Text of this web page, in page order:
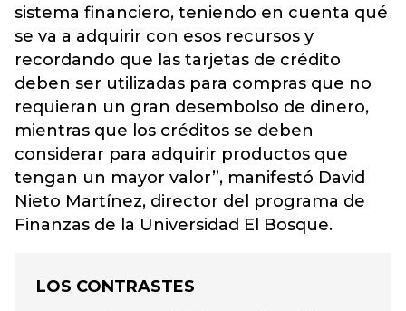
sistema financiero, teniendo en cuenta qué
se va a adquirir con esos recursos y
recordando que las tarjetas de crédito
deben ser utilizadas para compras que no
requieran un gran desembolso de dinero,
mientras que los créditos se deben
considerar para adquirir productos que
tengan un mayor valor”, manifestó David
Nieto Martínez, director del programa de
Finanzas de la Universidad El Bosque.
LOS CONTRASTES